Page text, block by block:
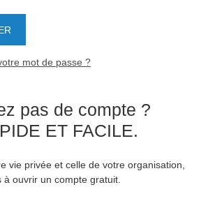
mot de passe ?
pas de compte ?
ET FACILE.
vie privée et celle de votre organisation,
à ouvrir un compte gratuit.